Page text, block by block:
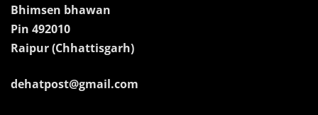
Bhimsen bhawan
Pin 492010
Raipur (Chhattisgarh)
dehatpost@gmail.com